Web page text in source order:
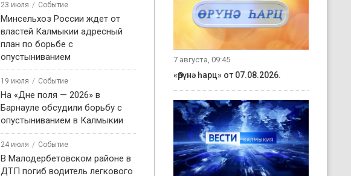
23 июля Событие
Минсельхоз России ждет от
властей Калмыкии адресный
план по борьбе с
опустыниванием
19 июля Событие
На «Дне поля — 2026» в
Барнауле обсудили борьбу с
опустыниванием в Калмыкии
24 июля Событие
В Малодербетовском районе в
ДТП погиб водитель легкового
7 августа, 09:45
«Өрүнә һарц» от 07.08.2026.